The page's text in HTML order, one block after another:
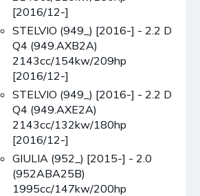
[2016/12-]
STELVIO (949_) [2016-] - 2.2 D
Q4 (949.AXB2A)
2143cc/154kw/209hp
[2016/12-]
STELVIO (949_) [2016-] - 2.2 D
Q4 (949.AXE2A)
2143cc/132kw/180hp
[2016/12-]
GIULIA (952_) [2015-] - 2.0
(952ABA25B)
1995cc/147kw/200hp